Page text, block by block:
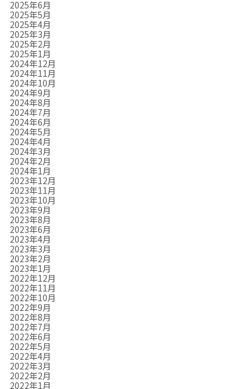
2025年6月
2025年5月
2025年4月
2025年3月
2025年2月
2025年1月
2024年12月
2024年11月
2024年10月
2024年9月
2024年8月
2024年7月
2024年6月
2024年5月
2024年4月
2024年3月
2024年2月
2024年1月
2023年12月
2023年11月
2023年10月
2023年9月
2023年8月
2023年6月
2023年4月
2023年3月
2023年2月
2023年1月
2022年12月
2022年11月
2022年10月
2022年9月
2022年8月
2022年7月
2022年6月
2022年5月
2022年4月
2022年3月
2022年2月
2022年1月